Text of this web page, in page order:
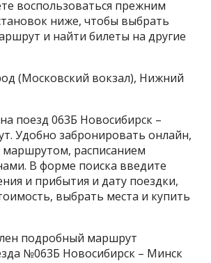
воспользоваться прежним
ниже, чтобы выбрать
и найти билеты на другие
(Московский вокзал), Нижний
поезд 063Б Новосибирск –
Удобно забронировать онлайн,
маршрутом, расписанием
В форме поиска введите
и прибытия и дату поездки,
выбрать места и купить
подробный маршрут
№063Б Новосибирск – Минск